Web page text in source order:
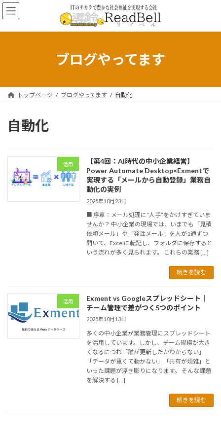
コ
ン
ン
ナ
ビ
ー
ブログやってます
トップページ ブログやってます 自動化
自動化
活用
【第4回：AI時代の中小企業経営】
Power Automate Desktop×Exmentで
実現する「メールから自動登録」業務自
動化の実例
2025年10月23日
■ 序章：メール処理に“人手”をかけすぎていま
せんか？ 中小企業の現場では、いまでも「見積
依頼メール」や「発注メール」を人が1通ずつ
開いて、Excelに転記し、フォルダに保存すると
いう流れが多く見られます。 これらの業務 […]
続きを読む
活用
Exment vs Googleスプレッドシート｜
チーム管理で差がつく5つのポイント
2025年10月13日
多くの中小企業が業務管理にスプレッドシート
を活用しています。しかし、チーム規模が大き
くなるにつれ「誰が更新したかわからない」
「データが重くて動かない」「共有が煩雑」と
いった課題が浮き彫りになります。 そんな課題
を解決する […]
続きを読む